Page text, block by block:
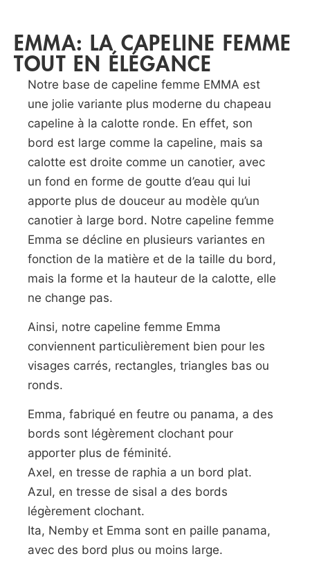
EMMA: LA CAPELINE FEMME
TOUT EN ÉLÉGANCE
Notre base de capeline femme EMMA est
une jolie variante plus moderne du chapeau
capeline à la calotte ronde. En effet, son
bord est large comme la capeline, mais sa
calotte est droite comme un canotier, avec
un fond en forme de goutte d’eau qui lui
apporte plus de douceur au modèle qu’un
canotier à large bord. Notre capeline femme
Emma se décline en plusieurs variantes en
fonction de la matière et de la taille du bord,
mais la forme et la hauteur de la calotte, elle
ne change pas.
Ainsi, notre capeline femme Emma
conviennent particulièrement bien pour les
visages carrés, rectangles, triangles bas ou
ronds.
Emma, fabriqué en feutre ou panama, a des
bords sont légèrement clochant pour
apporter plus de féminité.
Axel, en tresse de raphia a un bord plat.
Azul, en tresse de sisal a des bords
légèrement clochant.
Ita, Nemby et Emma sont en paille panama,
avec des bord plus ou moins large.